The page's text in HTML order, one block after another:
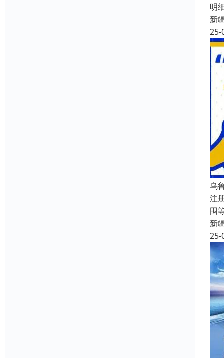
明
新
25-
乌
注
围
新
25-